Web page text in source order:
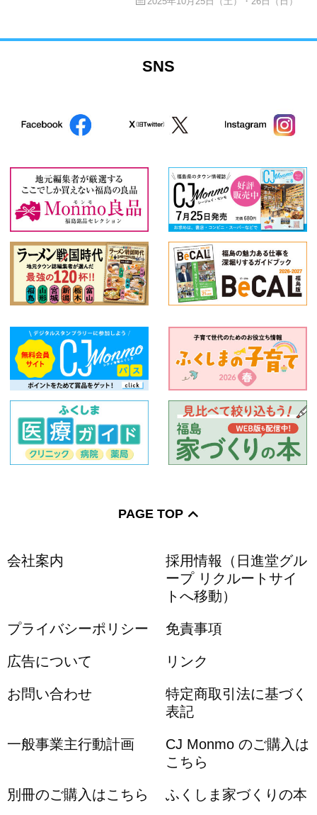
SNS
PAGE TOP
会社案内
採用情報（日進堂グル
ープ リクルートサイ
トへ移動）
プライバシーポリシー 免責事項
広告について リンク
お問い合わせ
特定商取引法に基づく
表記
一般事業主行動計画
CJ Monmo のご購入は
こちら
別冊のご購入はこちら ふくしま家づくりの本